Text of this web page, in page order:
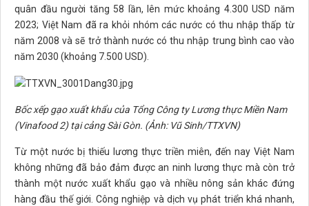
quân đầu người tăng 58 lần, lên mức khoảng 4.300 USD năm
2023; Việt Nam đã ra khỏi nhóm các nước có thu nhập thấp từ
năm 2008 và sẽ trở thành nước có thu nhập trung bình cao vào
năm 2030 (khoảng 7.500 USD).
Bốc xếp gạo xuất khẩu của Tổng Công ty Lương thực Miền Nam
(Vinafood 2) tại cảng Sài Gòn. (Ảnh: Vũ Sinh/TTXVN)
Từ một nước bị thiếu lương thực triền miên, đến nay Việt Nam
không những đã bảo đảm được an ninh lương thực mà còn trở
thành một nước xuất khẩu gạo và nhiều nông sản khác đứng
hàng đầu thế giới. Công nghiệp và dịch vụ phát triển khá nhanh,